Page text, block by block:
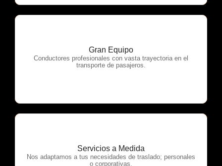
Gran Equipo
Conductores profesionales con vasta trayectoria en el
transporte de pasajeros.
OTP Servicios
Servicios a Medida
Nos adaptamos a tus necesidades de traslado; personales
o corporativas.
OTP Servicios